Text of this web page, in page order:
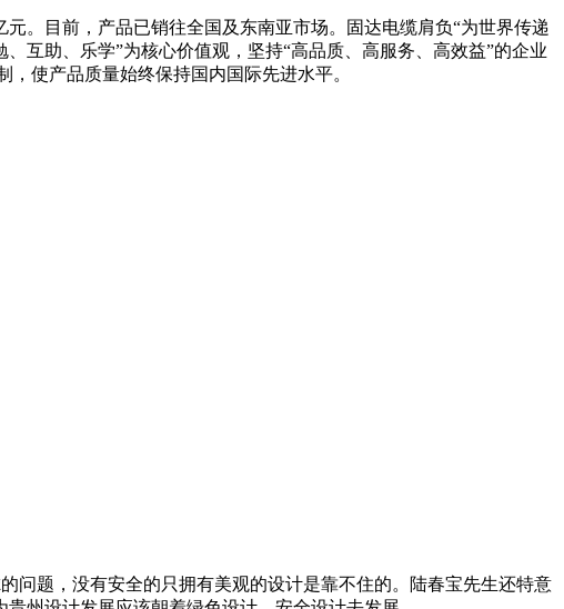
。目前，产品已销往全国及东南亚市场。固达电缆肩负“为世界传递
互助、乐学”为核心价值观，坚持“高品质、高服务、高效益”的企业
使产品质量始终保持国内国际先进水平。
问题，没有安全的只拥有美观的设计是靠不住的。陆春宝先生还特意